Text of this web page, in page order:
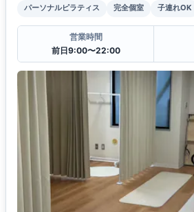
パーソナルピラティス
完全個室 子連れOK
営業時間
前日9:00〜22:00